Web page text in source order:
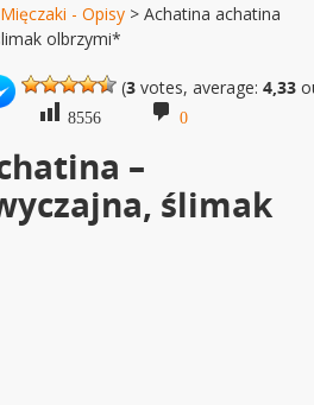
Mięczaki - Opisy >Achatina achatina
olbrzymi*
(3 votes, average:4,33
8556 0
–
ślimak